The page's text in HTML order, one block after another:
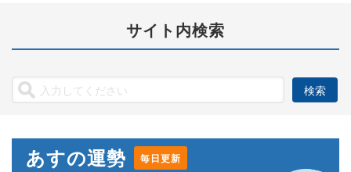
サイト内検索
あすの運勢 毎日更新